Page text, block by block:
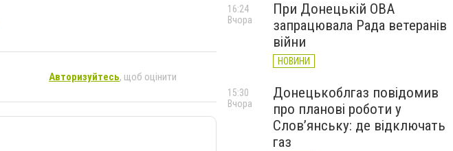
Авторизуйтесь, щоб оцінити
При Донецькій ОВА
запрацювала Рада ветеранів
війни
НОВИНИ
16:24
Вчора
Донецькоблгаз повідомив
про планові роботи у
Слов’янську: де відключать
газ
15:30
Вчора